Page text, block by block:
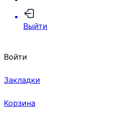
Выйти
Войти
Закладки
Корзина